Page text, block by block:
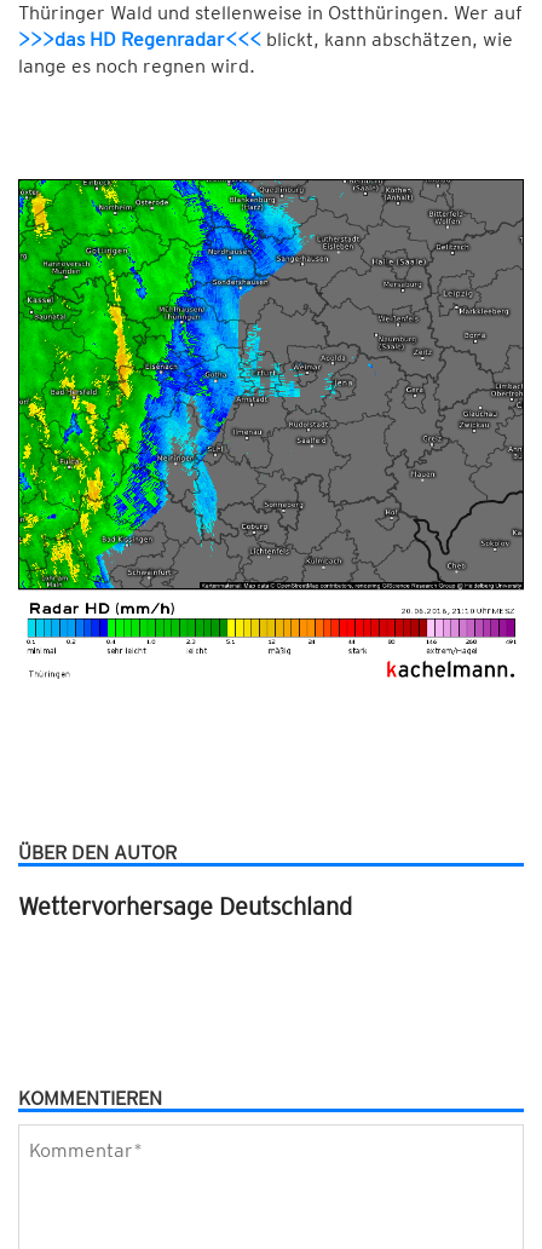
Thüringer Wald und stellenweise in Ostthüringen. Wer auf
>>>das HD Regenradar<<< blickt, kann abschätzen, wie
lange es noch regnen wird.
ÜBER DEN AUTOR
Wettervorhersage Deutschland
KOMMENTIEREN